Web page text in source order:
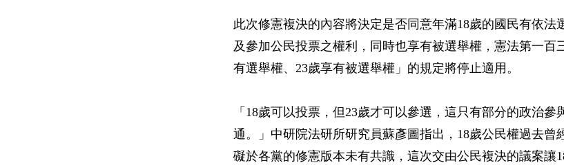
此次修憲複決的內容將決定是否同意年滿18歲的國民有依法
及參加公民投票之權利，同時也享有被選舉權，憲法第一百
有選舉權、23歲享有被選舉權」的規定將停止適用。
「18歲可以投票，但23歲才可以參選，這只有部分的政治參
通。」中研院法研所研究員蘇彥圖指出，18歲公民權過去曾
礙於各黨的修憲版本未有共識，這次交由公民複決的議案讓